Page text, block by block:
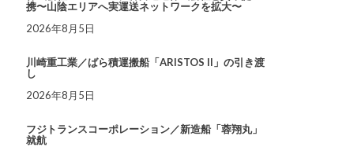
携〜山陰エリアへ実運送ネットワークを拡大〜
2026年8月5日
川崎重工業／ばら積運搬船「ARISTOS II」の引き渡
し
2026年8月5日
フジトランスコーポレーション／新造船「蓉翔丸」
就航